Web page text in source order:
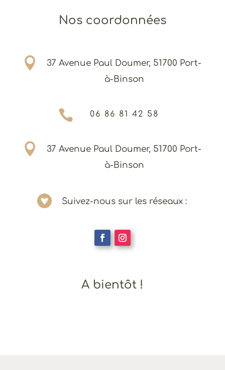
Nos coordonnées

37 Avenue Paul Doumer, 51700 Port-
à-Binson
 06 86 81 42 58

37 Avenue Paul Doumer, 51700 Port-
à-Binson
 Suivez-nous sur les réseaux :
A bientôt !